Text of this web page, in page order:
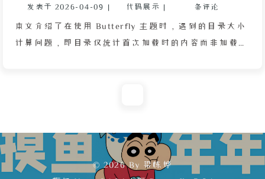
发表于 2026-04-09 | 代码展示 | 条评论
本文介绍了在使用 Butterfly 主题时，遇到的目录大小
计算问题，即目录仅统计首次加载时的内容而非加载完
使用压缩后的 .webp 格式图片以保持原分辨率。最后
给出了在主题配置文件中注入该 CSS 文件的方法。
© 2026 By 梁栋烨